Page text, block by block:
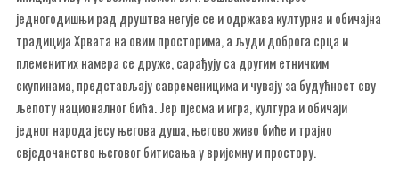
једногодишњи рад друштва негује се и одржава културна и обичајна
традиција Хрвата на овим просторима, а људи доброга срца и
племенитих намера се друже, сарађују са другим етничким
скупинама, представљају савременицима и чувају за будућност сву
љепоту националног бића. Јер пјесма и игра, култура и обичаји
једног народа јесу његова душа, његово живо биће и трајно
свједочанство његовог битисања у вријемну и простору.